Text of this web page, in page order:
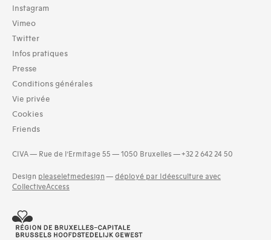
TOUT (2)
Archives (2)
Typologies documents
Séries (activités) (39)
16-urbanisme et aménagement (41)
17-parc et jardins, privés (63)
19-interventions paysagères éphémères (52)
20-bâtiments, mobilier et éléments de jardins ou de parcs
21-horticulture (58)
22-botanique (60)
Instagram
Vimeo
Twitter
Infos pratiques
Presse
Conditions générales
Vie privée
Cookies
Friends
CIVA — Rue de l’Ermitage 55 — 1050 Bruxelles — +32 2 642 24 50
Design pleaseletmedesign — déployé par Idéesculture avec
CollectiveAccess